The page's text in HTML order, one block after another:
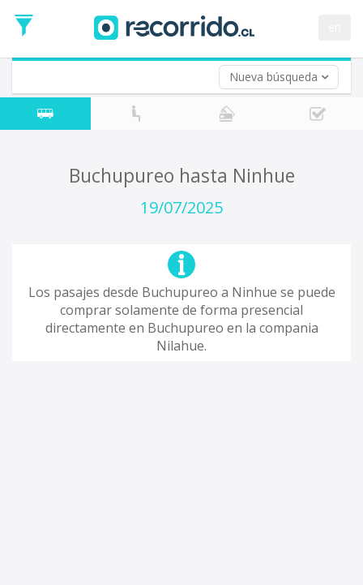
Nueva búsqueda
de
Ida
Vuelta (opcional)
Fecha
de
Buchupureo hasta Ninhue
19/07/2025
Los pasajes desde Buchupureo a Ninhue se puede
comprar solamente de forma presencial
directamente en Buchupureo en la compania
Nilahue.